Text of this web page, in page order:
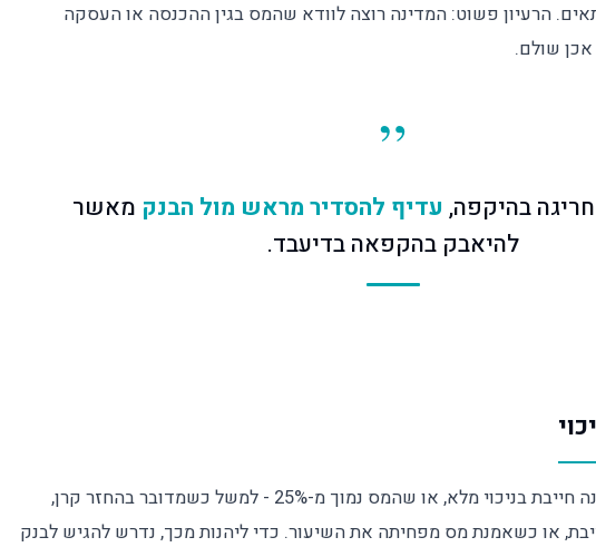
הרעיון פשוט: המדינה רוצה לוודא שהמס בגין ההכנסה או העסקה
שולם.
בהיקפה, עדיף להסדיר מראש מול הבנק מאשר
להיאבק בהקפאה בדיעבד.
במקרים רבים ההעברה אינה חייבת בניכוי מלא, או שהמס נמוך מ-25% - למשל כשמדובר בהחזר קרן,
או כשאמנת מס מפחיתה את השיעור. כדי ליהנות מכך, נדרש להגיש לבנק